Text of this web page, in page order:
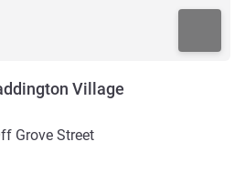
Village
Grove Street